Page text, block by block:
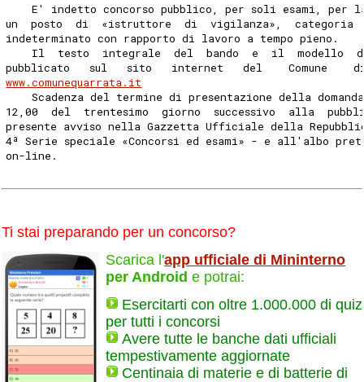
E' indetto concorso pubblico, per soli esami, per
un  posto  di  «istruttore  di  vigilanza»,  categoria
indeterminato con rapporto di lavoro a tempo pieno.
Il  testo  integrale  del  bando  e  il  modello
pubblicato   sul   sito   internet   del    Comune
www.comunequarrata.it
Scadenza del termine di presentazione della
12,00  del  trentesimo  giorno  successivo  alla
presente avviso nella Gazzetta Ufficiale della
4ª Serie speciale «Concorsi ed esami» - e all'albo
on-line.
Ti stai preparando per un concorso?
Scarica l'app ufficiale di Mininterno
per Android e potrai:
Esercitarti con oltre 1.000.000 di quiz
per tutti i concorsi
Avere tutte le banche dati ufficiali
tempestivamente aggiornate
Centinaia di materie e di batterie di